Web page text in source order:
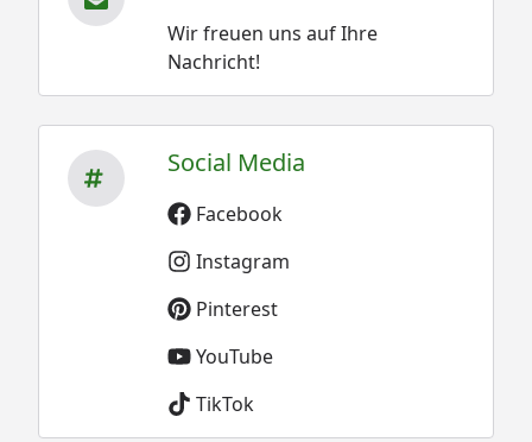
Wir freuen uns auf Ihre
Nachricht!
Social Media
Facebook
Instagram
Pinterest
YouTube
TikTok